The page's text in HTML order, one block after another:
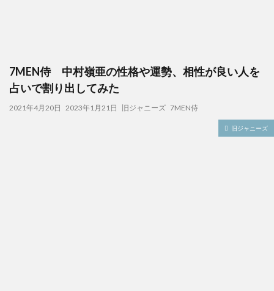
7MEN侍 中村嶺亜の性格や運勢、相性が良い人を
占いで割り出してみた
2021年4月20日 2023年1月21日 旧ジャニーズ 7MEN侍
旧ジャニーズ